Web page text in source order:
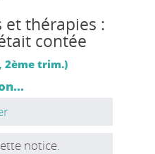
et thérapies :
contée
2ème trim.)
notice.